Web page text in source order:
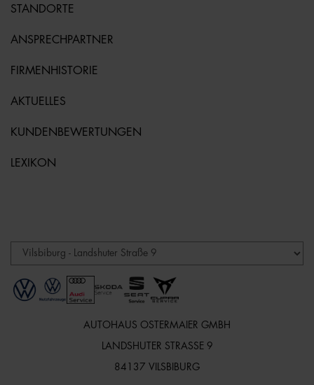
STANDORTE
ANSPRECHPARTNER
FIRMENHISTORIE
AKTUELLES
KUNDENBEWERTUNGEN
LEXIKON
AUTOHAUS OSTERMAIER GMBH
LANDSHUTER STRASSE 9
84137 VILSBIBURG